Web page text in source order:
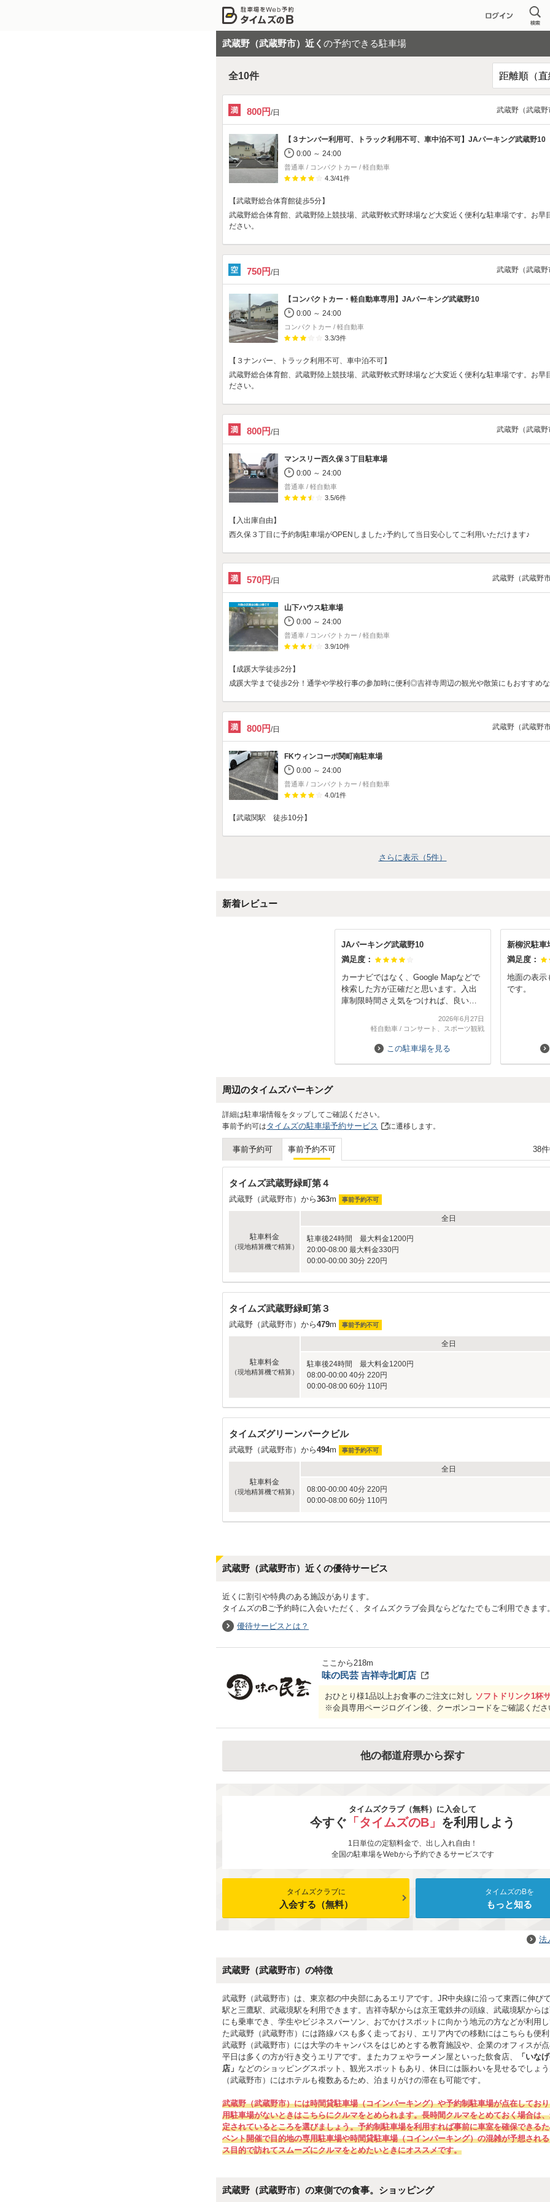
武蔵野（武蔵野市）近く の予約できる駐車場
全10件
800円/日 武蔵野（武蔵野
【３ナンバー利用可、トラック利用不可、車中泊不可】 JAパーキング武蔵野10
0:00 ～ 24:00
普通車 / コンパクトカー / 軽自動車
4.3/41件
【武蔵野総合体育館徒歩5分】
武蔵野総合体育館、武蔵野陸上競技場、武蔵野軟式野球場など大変近く便利な駐車場です。お早
ださい。
750円/日 武蔵野（武蔵野
【コンパクトカー・軽自動車専用】 JAパーキング武蔵野10
0:00 ～ 24:00
コンパクトカー / 軽自動車
3.3/3件
【３ナンバー、トラック利用不可、車中泊不可】
武蔵野総合体育館、武蔵野陸上競技場、武蔵野軟式野球場など大変近く便利な駐車場です。お早
ださい。
800円/日 武蔵野（武蔵野
マンスリー西久保３丁目駐車場
0:00 ～ 24:00
普通車 / 軽自動車
3.5/6件
【入出庫自由】
西久保３丁目に予約制駐車場がOPENしました♪予約して当日安心してご利用いただけます♪
570円/日 武蔵野（武蔵野
山下ハウス駐車場
0:00 ～ 24:00
普通車 / コンパクトカー / 軽自動車
3.9/10件
【成蹊大学徒歩2分】
成蹊大学まで徒歩2分！通学や学校行事の参加時に便利◎吉祥寺周辺の観光や散策にもおすすめな
800円/日 武蔵野（武蔵野
FKウィンコーポ関町南駐車場
0:00 ～ 24:00
普通車 / コンパクトカー / 軽自動車
4.0/1件
【武蔵関駅 徒歩10分】
さらに表示（5件）
新着レビュー
JAパーキング武蔵野10
満足度：
カーナビではなく、Google Mapなどで
検索した方が正確だと思います。入出
庫制限時間さえ気をつければ、良い駐
2026年6月27日
軽自動車/ コンサート、スポーツ観戦
この駐車場を見る
新柳沢駐車
満足度：
地面の表示
です。
周辺のタイムズパーキング
詳細は駐車場情報をタップしてご確認ください。
事前予約可はタイムズの駐車場予約サービス に遷移します。
事前予約可 事前予約不可 38
タイムズ武蔵野緑町第４
武蔵野（武蔵野市）から363m 事前予約不可
駐車料金
（現地精算機で精算）
全日
駐車後24時間 最大料金1200円
20:00-08:00 最大料金330円
00:00-00:00 30分 220円
タイムズ武蔵野緑町第３
武蔵野（武蔵野市）から479m 事前予約不可
駐車料金
（現地精算機で精算）
全日
駐車後24時間 最大料金1200円
08:00-00:00 40分 220円
00:00-08:00 60分 110円
タイムズグリーンパークビル
武蔵野（武蔵野市）から494m 事前予約不可
駐車料金
（現地精算機で精算）
全日
08:00-00:00 40分 220円
00:00-08:00 60分 110円
武蔵野（武蔵野市）近くの優待サービス
近くに割引や特典のある施設があります。
タイムズのBご予約時に入会いただく、タイムズクラブ会員ならどなたでもご利用できます。
優待サービスとは？
ここから218m
味の民芸 吉祥寺北町店
おひとり様1品以上お食事のご注文に対し ソフトドリンク1杯
※会員専用ページログイン後、クーポンコードをご確認くださ
他の都道府県から探す
タイムズクラブ（無料）に入会して
今すぐ 「タイムズのB」 を利用しよう
1日単位の定額料金で、出し入れ自由！
全国の駐車場をWebから予約できるサービスです
タイムズクラブに
入会する（無料）
タイムズのBを
もっと知る
法
武蔵野（武蔵野市）の特徴
武蔵野（武蔵野市）は、東京都の中央部にあるエリアです。JR中央線に沿って東西に伸び
駅と三鷹駅、武蔵境駅を利用できます。吉祥寺駅からは京王電鉄井の頭線、武蔵境駅から
にも乗車でき、学生やビジネスパーソン、おでかけスポットに向かう地元の方などが利用
た武蔵野（武蔵野市）には路線バスも多く走っており、エリア内での移動にはこちらも便利
武蔵野（武蔵野市）には大学のキャンパスをはじめとする教育施設や、企業のオフィスが点
平日は多くの方が行き交うエリアです。またカフェやラーメン屋といった飲食店、
「いな
店」 などのショッピングスポット、観光スポットもあり、休日には賑わいを見せるでしょ
（武蔵野市）にはホテルも複数あるため、泊まりがけの滞在も可能です。
武蔵野（武蔵野市）には時間貸駐車場（コインパーキング）や予約制駐車場が点在してお
用駐車場がないときはこちらにクルマをとめられます。長時間クルマをとめておく場合は
定されているところを選びましょう。予約制駐車場を利用すれば事前に車室を確保できる
ベント開催で目的地の専用駐車場や時間貸駐車場（コインパーキング）の混雑が予想され
ス目的で訪れてスムーズにクルマをとめたいときにオススメです。
武蔵野（武蔵野市）の東側での食事。ショッピング